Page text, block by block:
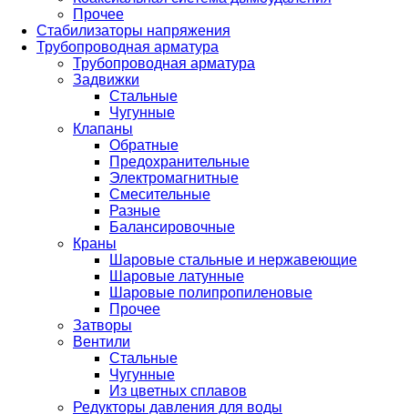
Прочее
Стабилизаторы напряжения
Трубопроводная арматура
Трубопроводная арматура
Задвижки
Стальные
Чугунные
Клапаны
Обратные
Предохранительные
Электромагнитные
Смесительные
Разные
Балансировочные
Краны
Шаровые стальные и нержавеющие
Шаровые латунные
Шаровые полипропиленовые
Прочее
Затворы
Вентили
Стальные
Чугунные
Из цветных сплавов
Редукторы давления для воды